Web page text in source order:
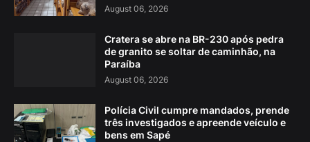
August 06, 2026
Cratera se abre na BR-230 após pedra
de granito se soltar de caminhão, na
Paraíba
August 06, 2026
Polícia Civil cumpre mandados, prende
três investigados e apreende veículo e
bens em Sapé